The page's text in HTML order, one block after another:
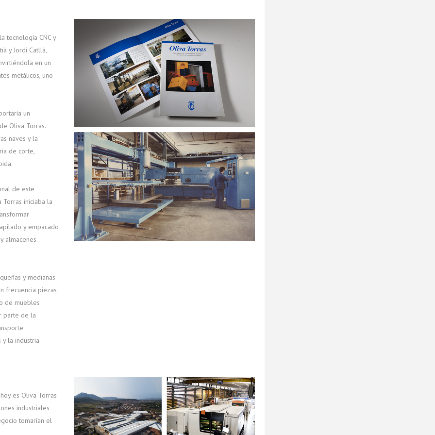
tecnología CNC y
y Jordi Catllà,
en un
metálicos, uno
un
Oliva Torras.
naves y la
de corte,
de este
Torras iniciaba la
y empacado
almacenes
y medianas
frecuencia piezas
de muebles
parte de la
la industria
es Oliva Torras
industriales
tomarían el